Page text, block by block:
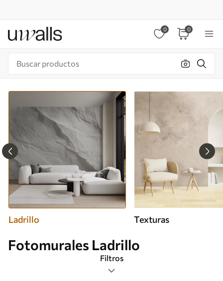
0 0
Ladrillo Texturas
Fotomurales Ladrillo
Filtros